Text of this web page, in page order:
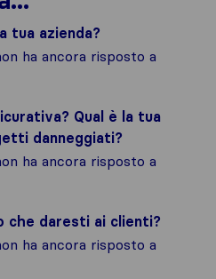
tua azienda?
ha ancora risposto a
Qual è la tua
danneggiati?
ha ancora risposto a
che daresti ai clienti?
ha ancora risposto a